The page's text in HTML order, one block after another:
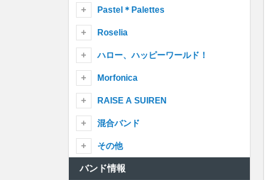
ぽっぴん’しゃっふる
STAR BEAT！〜ホシノコドウ〜
夏空SUN！SUN！SEVEN！
走り始めたばかりのキミに
ティアドロップス
ときめきエクスペリエンス！
キラキラだとか夢だとか〜Sing Girils〜
1000回潤んだ空
Happy Happy Party！
That Is How I Roll
True color
Scarlet Sky
Hey-day狂騒曲(カプリチオ)
Y.O.L.O!!!!!
Jamboree!Journey!
COMIC PANIC!!!
ランブリングメモリー
ON YOUR MARK
Pastel＊Palettes
しゅわりん☆どり〜みん
ドリームパレード
パスパレボリューションず☆
はなまる◎アンダンテ
ゆらゆらRing-Dong-Dance
SURVIVORねばーぎぶあっぷ
Wonderland Girl
天下トーイツAtoZ☆
Roselia
BLACK SHOUT
Re:birth day
LOUDER
陽だまりロードナイト
熱色スターマイン
HEROIC ADVENT
Determination Symphony
ハロー、ハッピーワールド！
えがおのオーケストラっ！
ハピネスっ！ハピィーマジカルっ♪
ゴーカ！ごーかい！？ファントムシーフ！
せかいのっびのびトレジャー！
YAPPY！ SCHOOL CARNIVAL☆彡
わちゃ・もちゃ・ぺったん行進曲
Morfonica
Daylight-デイライト-
金色へのプレリュード
ブルームブルーム
flame of hope
RAISE A SUIREN
R・I・O・T
UNSTOPPABLE
A DECLATION OF ×××
混合バンド
クインティプル☆すまいる
ピコっと！パピっと！！ガルパ☆ピコ！！！
その他
Glitter＊Green
バンド情報